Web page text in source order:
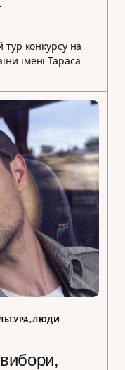
тур конкурсу на
імені Тараса
ЛЮДИ